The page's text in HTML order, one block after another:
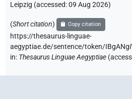
Leipzig (accessed:09 Aug 2026)
(Short citation) Copy citation
https://thesaurus-linguae-
aegyptiae.de/sentence/token/
in: Thesaurus Linguae Aegyptiae (